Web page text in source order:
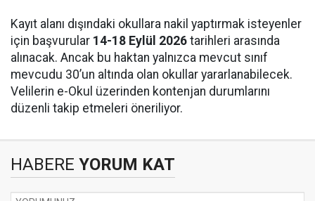
Kayıt alanı dışındaki okullara nakil yaptırmak isteyenler
için başvurular 14-18 Eylül 2026 tarihleri arasında
alınacak. Ancak bu haktan yalnızca mevcut sınıf
mevcudu 30’un altında olan okullar yararlanabilecek.
Velilerin e-Okul üzerinden kontenjan durumlarını
düzenli takip etmeleri öneriliyor.
HABERE YORUM KAT